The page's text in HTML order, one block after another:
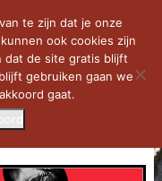
te zijn dat je onze
ook cookies zijn
dat de site gratis blijft
gebruiken gaan we
gaat.